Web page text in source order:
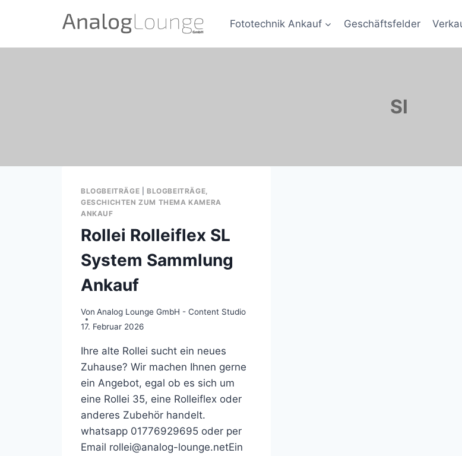
Fototechnik Ankauf Geschäftsfelder
Sl
BLOGBEITRÄGE
BLOGBEITRÄGE,
GESCHICHTEN ZUM THEMA KAMERA
ANKAUF
Rollei Rolleiflex SL
System Sammlung
Ankauf
Von Analog Lounge GmbH - Content Studio
17. Februar 2026
Ihre alte Rollei sucht ein neues
Zuhause? Wir machen Ihnen gerne
ein Angebot, egal ob es sich um
eine Rollei 35, eine Rolleiflex oder
anderes Zubehör handelt.
whatsapp 01776929695 oder per
Email rollei@analog-lounge.netEin